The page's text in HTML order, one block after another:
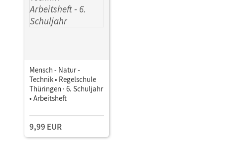
Mensch - Natur -
Technik • Regelschule
Thüringen · 6. Schuljahr
• Arbeitsheft
9,99 EUR